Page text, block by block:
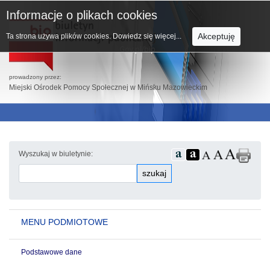
prowadzony przez:
Miejski Ośrodek Pomocy Społecznej w Mińsku Mazowieckim
Wyszukaj w biuletynie:
szukaj
MENU PODMIOTOWE
Podstawowe dane
Informacje o plikach cookies
Ta strona używa plików cookies. Dowiedz się więcej... Akceptuję